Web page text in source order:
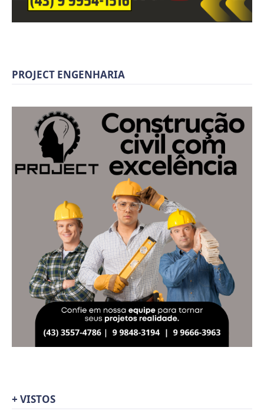
PROJECT ENGENHARIA
+ VISTOS